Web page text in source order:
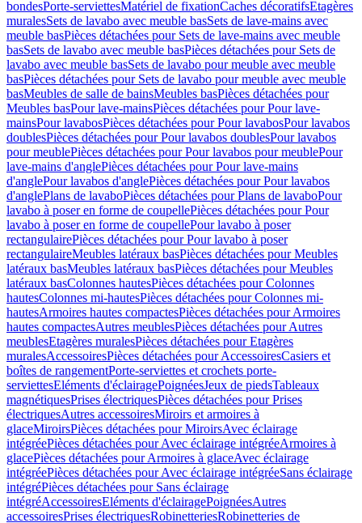
bondesPorte-serviettesMatériel de fixationCaches décoratifsEtagères
muralesSets de lavabo avec meuble basSets de lave-mains avec
meuble basPièces détachées pour Sets de lave-mains avec meuble
basSets de lavabo avec meuble basPièces détachées pour Sets de
lavabo avec meuble basSets de lavabo pour meuble avec meuble
basPièces détachées pour Sets de lavabo pour meuble avec meuble
basMeubles de salle de bainsMeubles basPièces détachées pour
Meubles basPour lave-mainsPièces détachées pour Pour lave-
mainsPour lavabosPièces détachées pour Pour lavabosPour lavabos
doublesPièces détachées pour Pour lavabos doublesPour lavabos
pour meublePièces détachées pour Pour lavabos pour meublePour
lave-mains d'anglePièces détachées pour Pour lave-mains
d'anglePour lavabos d'anglePièces détachées pour Pour lavabos
d'anglePlans de lavaboPièces détachées pour Plans de lavaboPour
lavabo à poser en forme de coupellePièces détachées pour Pour
lavabo à poser en forme de coupellePour lavabo à poser
rectangulairePièces détachées pour Pour lavabo à poser
rectangulaireMeubles latéraux basPièces détachées pour Meubles
latéraux basMeubles latéraux basPièces détachées pour Meubles
latéraux basColonnes hautesPièces détachées pour Colonnes
hautesColonnes mi-hautesPièces détachées pour Colonnes mi-
hautesArmoires hautes compactesPièces détachées pour Armoires
hautes compactesAutres meublesPièces détachées pour Autres
meublesEtagères muralesPièces détachées pour Etagères
muralesAccessoiresPièces détachées pour AccessoiresCasiers et
boîtes de rangementPorte-serviettes et crochets porte-
serviettesEléments d'éclairagePoignéesJeux de piedsTableaux
magnétiquesPrises électriquesPièces détachées pour Prises
électriquesAutres accessoiresMiroirs et armoires à
glaceMiroirsPièces détachées pour MiroirsAvec éclairage
intégréePièces détachées pour Avec éclairage intégréeArmoires à
glacePièces détachées pour Armoires à glaceAvec éclairage
intégréePièces détachées pour Avec éclairage intégréeSans éclairage
intégréPièces détachées pour Sans éclairage
intégréAccessoiresEléments d'éclairagePoignéesAutres
accessoiresPrises électriquesRobinetteriesRobinetteries de